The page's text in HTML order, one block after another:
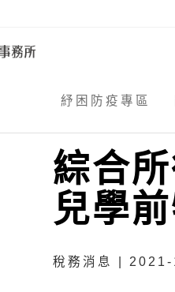
紓困防疫專區
綜合
兒學
稅務消息 |